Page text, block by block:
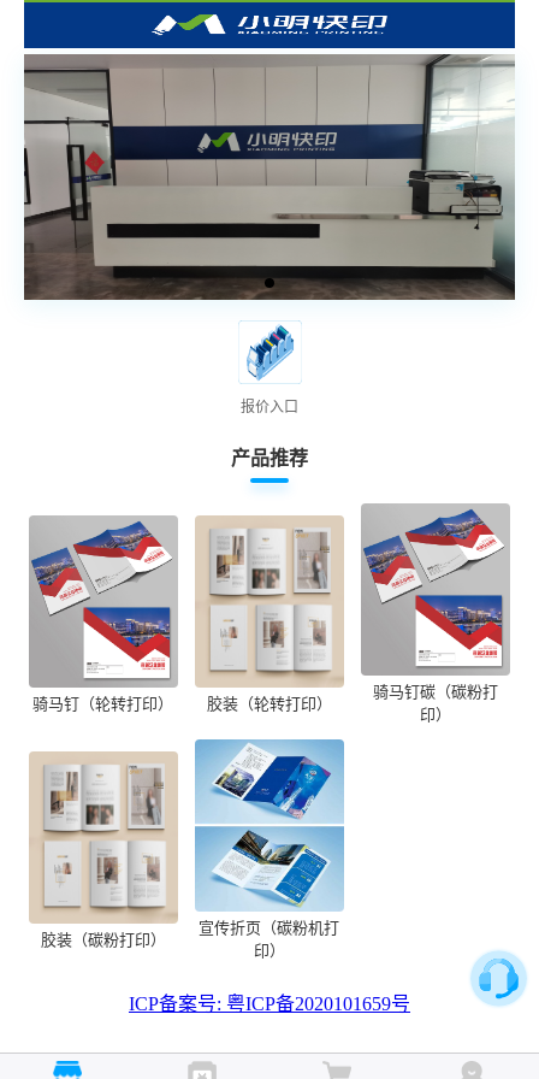
报价入口
产品推荐
骑马钉（轮转打印） 胶装（轮转打印）
骑马钉碳（碳粉打
印）
胶装（碳粉打印）
宣传折页（碳粉机打
印）
ICP备案号: 粤ICP备2020101659号